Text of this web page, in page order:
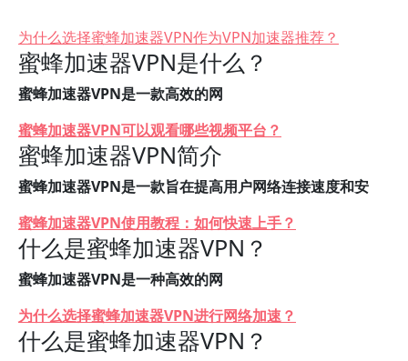
为什么选择蜜蜂加速器VPN作为VPN加速器推荐？
蜜蜂加速器VPN是什么？
蜜蜂加速器VPN是一款高效的网
蜜蜂加速器VPN可以观看哪些视频平台？
蜜蜂加速器VPN简介
蜜蜂加速器VPN是一款旨在提高用户网络连接速度和安
蜜蜂加速器VPN使用教程：如何快速上手？
什么是蜜蜂加速器VPN？
蜜蜂加速器VPN是一种高效的网
为什么选择蜜蜂加速器VPN进行网络加速？
什么是蜜蜂加速器VPN？